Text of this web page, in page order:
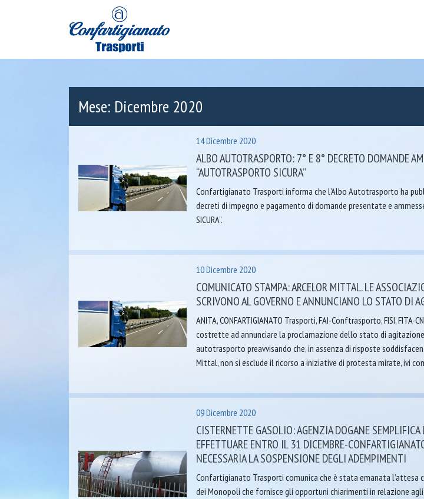
Mese: Dicembre 2020
14 Dicembre 2020
ALBO AUTOTRASPORTO: 7° E 8° DECRETO DOMANDE
“AUTOTRASPORTO SICURA”
Confartigianato Trasporti informa che l’Albo Autotrasporto ha
decreti di impegno e pagamento di domande presentate e
SICURA”.
10 Dicembre 2020
COMUNICATO STAMPA: ARCELOR MITTAL. LE
SCRIVONO AL GOVERNO E ANNUNCIANO LO STATO DI
ANITA, CONFARTIGIANATO Trasporti, FAI-Conftrasporto, FISI, FITA-
costrette ad annunciare la proclamazione dello stato di
autotrasporto preavvisando che, in assenza di risposte
Mittal, non si esclude il ricorso a iniziative di protesta mirate, ivi
09 Dicembre 2020
CISTERNETTE GASOLIO: AGENZIA DOGANE
EFFETTUARE ENTRO IL 31 DICEMBRE-
NECESSARIA LA SOSPENSIONE DEGLI ADEMPIMENTI
Confartigianato Trasporti comunica che è stata emanata l’attesa
dei Monopoli che fornisce gli opportuni chiarimenti in relazione